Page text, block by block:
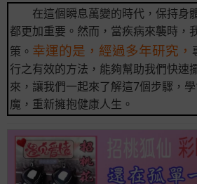
在這個瞬息萬變的時代，保持身
都更加重要。然而，當疾病來襲時，
策。 幸運的是，經過多年研究，
行之有效的方法，能夠幫助我們快速
來，讓我們一起來了解這7個步驟，
魔，重新擁抱健康人生。